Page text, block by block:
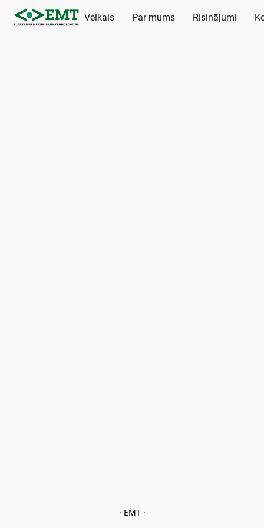
Veikals Par mums Risinājumi
· EMT ·